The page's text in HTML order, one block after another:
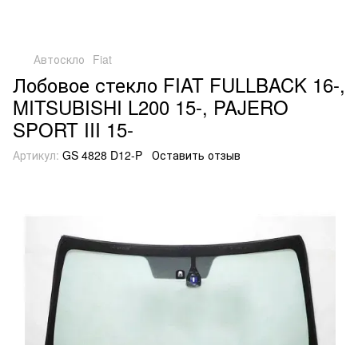
Автоскло Fiat
Лобовое стекло FIAT FULLBACK 16-,
MITSUBISHI L200 15-, PAJERO
SPORT III 15-
Артикул: GS 4828 D12-P Оставить отзыв